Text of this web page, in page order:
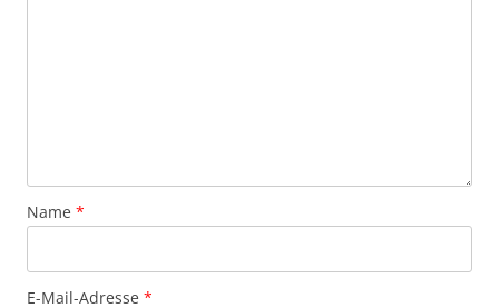
Name *
E-Mail-Adresse *